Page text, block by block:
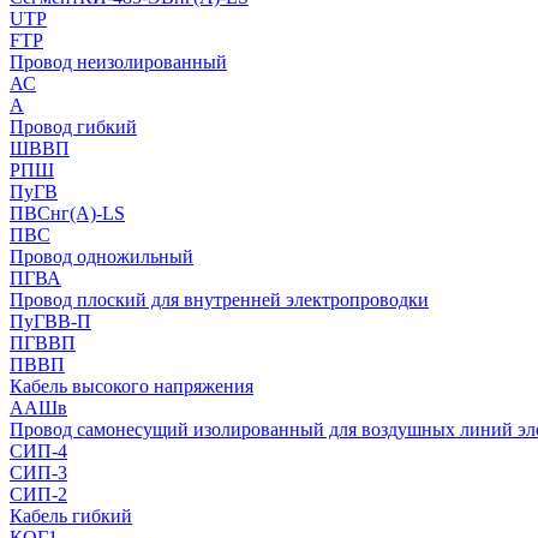
UTP
FTP
Провод неизолированный
АС
А
Провод гибкий
ШВВП
РПШ
ПуГВ
ПВСнг(А)-LS
ПВС
Провод одножильный
ПГВА
Провод плоский для внутренней электропроводки
ПуГВВ-П
ПГВВП
ПВВП
Кабель высокого напряжения
ААШв
Провод самонесущий изолированный для воздушных линий
СИП-4
СИП-3
СИП-2
Кабель гибкий